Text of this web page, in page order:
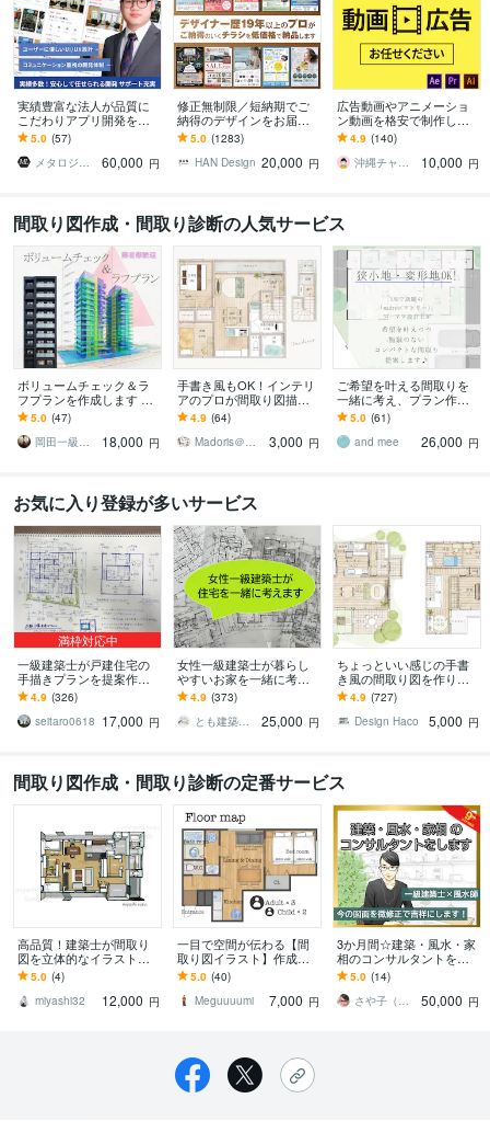
実績豊富な法人が品質に
こだわりアプリ開発をし
ます 上場企業からの依頼
や38万DLなど、開発・公
開実績が豊富です
5.0 (57)
メタロジカル株式会社【アプリ開発・運用】
60,000 円
修正無制限／短納期でご
納得のデザインをお届け
します その他、パンフ・
ポスター・メニュー・名
刺・看板 etc.
5.0 (1283)
HAN Design 20,000 円
広告動画やアニメーショ
ン動画を格安で制作しま
す 様々なジャンルに対応
し、初めての方もサポー
トいたします。
4.9 (140)
沖縄チャンネル
10,000 円
間取り図作成・間取り診断の人気サービス
ボリュームチェック＆ラ
フプランを作成します ★
建築・不動産関係者様用
のサービスとなります★
5.0 (47)
岡田一級建築士事務所
18,000 円
手書き風もOK！インテリ
アのプロが間取り図描き
ます 不動産広告チラシ/マ
イソク/民泊リスティング
に正確丁寧な図面
4.9 (64)
Madoris＠手書き風間取り図描きます
3,000 円
ご希望を叶える間取りを
一緒に考え、プラン作成
します SNSで話題のmadr
ee(マドリー)設計士のプラ
ン提案
5.0 (61)
and mee
26,000 円
お気に入り登録が多いサービス
満枠対応中
一級建築士が戸建住宅の
手描きプランを提案作成
します やさしい手書きス
ケッチで間取りとコンセ
プトをご提案！
4.9 (326)
seitaro0618 17,000 円
女性一級建築士が暮らし
やすいお家を一緒に考え
ます 家事・育児・生活動
線を考えた快適な間取り
のご提案
4.9 (373)
とも建築スタジオ（旧R＆T建築スタジオ）
25,000 円
ちょっといい感じの手書
き風の間取り図を作りま
す 広告やマイソク図面、
Webにご活用ください
4.9 (727)
Design Haco
5,000 円
間取り図作成・間取り診断の定番サービス
高品質！建築士が間取り
図を立体的なイラストに
します フルカラーも3色カ
ラーも可！家具もおしゃ
れに描きます！
5.0 (4)
miyashi32
12,000 円
一目で空間が伝わる【間
取り図イラスト】作成し
ます 総額目安あり／Airbn
b民泊リスティングに"伝
わる一枚"を
5.0 (40)
Meguuuumi
7,000 円
3か月間☆建築・風水・家
相のコンサルタントをし
ます ☆一級建築士がハウ
スメーカーの間取の修正
とセカンドオピニオン
5.0 (14)
さや子（人左綾星）
50,000 円